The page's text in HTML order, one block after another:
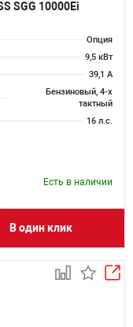
SGG 10000Ei
Опция
9,5 кВт
39,1 А
Бензиновый, 4-х
тактный
16 л.с.
Есть в наличии
В один клик